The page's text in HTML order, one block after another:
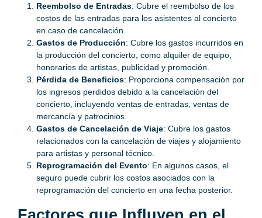
Reembolso de Entradas: Cubre el reembolso de los
costos de las entradas para los asistentes al concierto
en caso de cancelación.
Gastos de Producción: Cubre los gastos incurridos en
la producción del concierto, como alquiler de equipo,
honorarios de artistas, publicidad y promoción.
Pérdida de Beneficios: Proporciona compensación por
los ingresos perdidos debido a la cancelación del
concierto, incluyendo ventas de entradas, ventas de
mercancía y patrocinios.
Gastos de Cancelación de Viaje: Cubre los gastos
relacionados con la cancelación de viajes y alojamiento
para artistas y personal técnico.
Reprogramación del Evento: En algunos casos, el
seguro puede cubrir los costos asociados con la
reprogramación del concierto en una fecha posterior.